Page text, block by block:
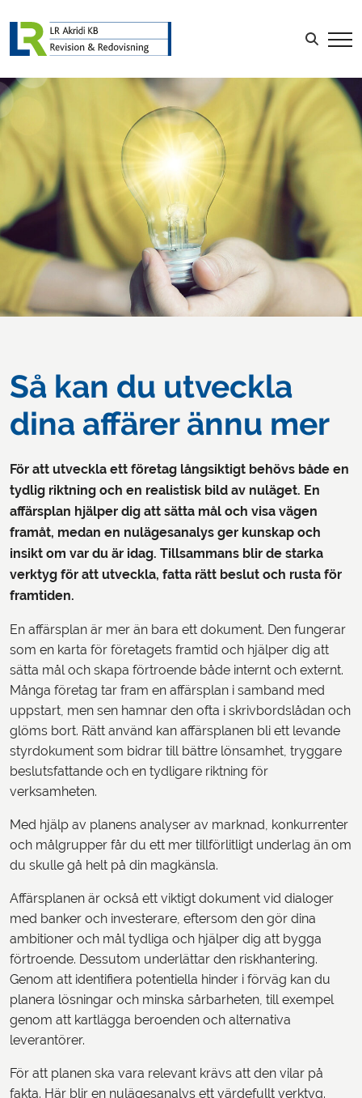
LOGGA IN Sök efter:
Så kan du utveckla
dina affärer ännu mer
För att utveckla ett företag långsiktigt behövs både en
tydlig riktning och en realistisk bild av nuläget. En
affärsplan hjälper dig att sätta mål och visa vägen
framåt, medan en nulägesanalys ger kunskap och
insikt om var du är idag. Tillsammans blir de starka
verktyg för att utveckla, fatta rätt beslut och rusta för
framtiden.
En affärsplan är mer än bara ett dokument. Den fungerar
som en karta för företagets framtid och hjälper dig att
sätta mål och skapa förtroende både internt och externt.
Många företag tar fram en affärsplan i samband med
uppstart, men sen hamnar den ofta i skrivbordslådan och
glöms bort. Rätt använd kan affärsplanen bli ett levande
styrdokument som bidrar till bättre lönsamhet, tryggare
beslutsfattande och en tydligare riktning för
verksamheten.
Med hjälp av planens analyser av marknad, konkurrenter
och målgrupper får du ett mer tillförlitligt underlag än om
du skulle gå helt på din magkänsla.
Affärsplanen är också ett viktigt dokument vid dialoger
med banker och investerare, eftersom den gör dina
ambitioner och mål tydliga och hjälper dig att bygga
förtroende. Dessutom underlättar den riskhantering.
Genom att identifiera potentiella hinder i förväg kan du
planera lösningar och minska sårbarheten, till exempel
genom att kartlägga beroenden och alternativa
leverantörer.
För att planen ska vara relevant krävs att den vilar på
fakta. Här blir en nulägesanalys ett värdefullt verktyg.